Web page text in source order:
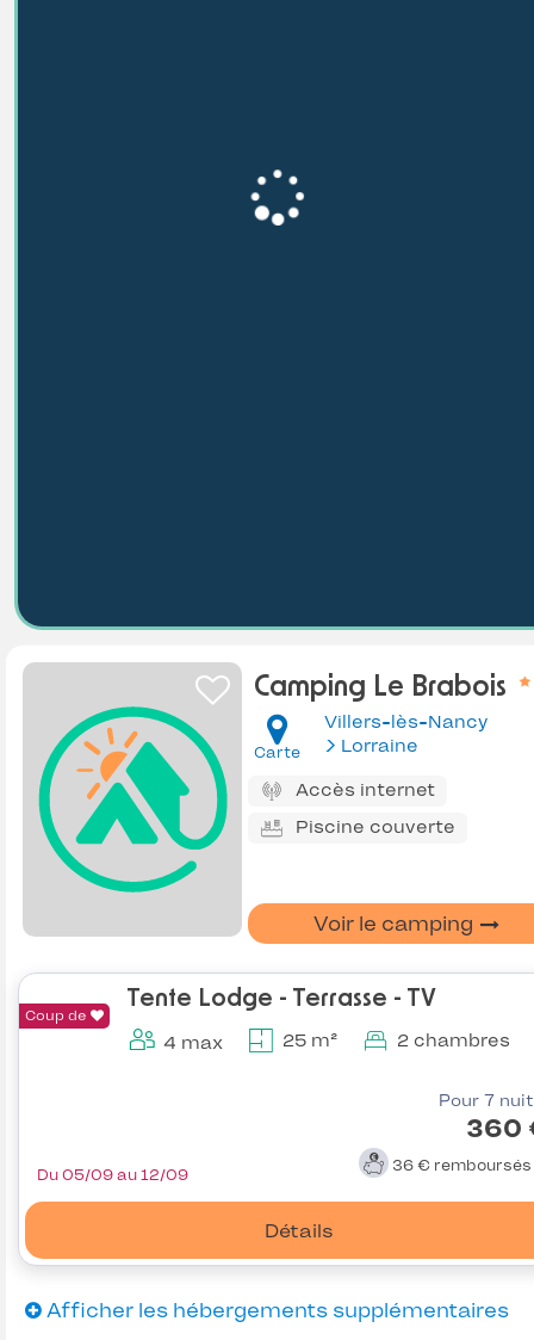
Camping Le Brabois
Carte
Villers-lès-Nancy
Lorraine
Accès internet
Piscine couverte
Voir le camping
Coup de
Tente Lodge - Terrasse - TV
4 max 25 m² 2 chambres
Pour 7
360
36 € remboursés
Détails
Du 05/09 au 12/09
Afficher les hébergements supplémentaires